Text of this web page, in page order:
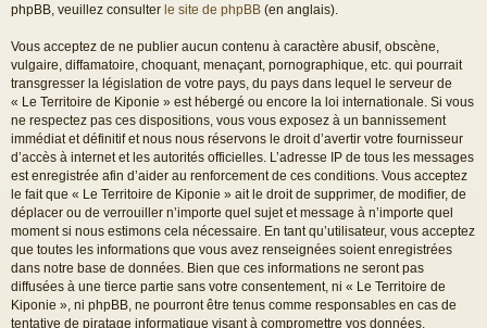
phpBB, veuillez consulter le site de phpBB (en anglais).
Vous acceptez de ne publier aucun contenu à caractère abusif, obscène,
vulgaire, diffamatoire, choquant, menaçant, pornographique, etc. qui pourrait
transgresser la législation de votre pays, du pays dans lequel le serveur de
« Le Territoire de Kiponie » est hébergé ou encore la loi internationale. Si vous
ne respectez pas ces dispositions, vous vous exposez à un bannissement
immédiat et définitif et nous nous réservons le droit d’avertir votre fournisseur
d’accès à internet et les autorités officielles. L’adresse IP de tous les messages
est enregistrée afin d’aider au renforcement de ces conditions. Vous acceptez
le fait que « Le Territoire de Kiponie » ait le droit de supprimer, de modifier, de
déplacer ou de verrouiller n’importe quel sujet et message à n’importe quel
moment si nous estimons cela nécessaire. En tant qu’utilisateur, vous acceptez
que toutes les informations que vous avez renseignées soient enregistrées
dans notre base de données. Bien que ces informations ne seront pas
diffusées à une tierce partie sans votre consentement, ni « Le Territoire de
Kiponie », ni phpBB, ne pourront être tenus comme responsables en cas de
tentative de piratage informatique visant à compromettre vos données.